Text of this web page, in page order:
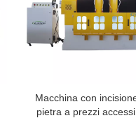
Macchina con
pietra a prezzi